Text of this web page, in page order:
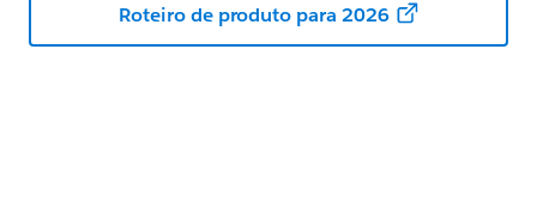
Roteiro de produto para 2026